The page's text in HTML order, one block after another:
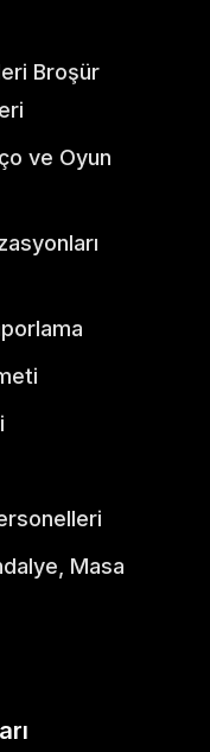
Broşür
ve Oyun
Masa